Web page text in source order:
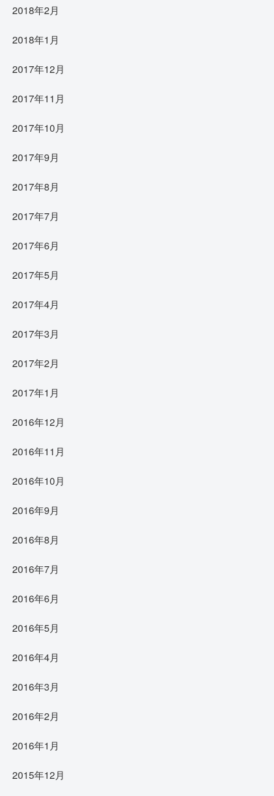
2018年2月
2018年1月
2017年12月
2017年11月
2017年10月
2017年9月
2017年8月
2017年7月
2017年6月
2017年5月
2017年4月
2017年3月
2017年2月
2017年1月
2016年12月
2016年11月
2016年10月
2016年9月
2016年8月
2016年7月
2016年6月
2016年5月
2016年4月
2016年3月
2016年2月
2016年1月
2015年12月